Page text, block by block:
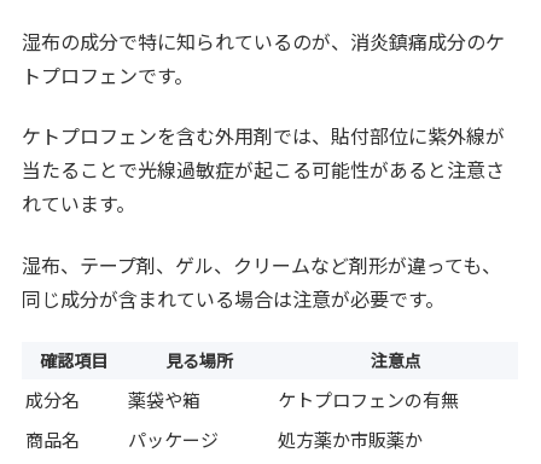
湿布の成分で特に知られているのが、消炎鎮痛成分のケ
トプロフェンです。
ケトプロフェンを含む外用剤では、貼付部位に紫外線が
当たることで光線過敏症が起こる可能性があると注意さ
れています。
湿布、テープ剤、ゲル、クリームなど剤形が違っても、
同じ成分が含まれている場合は注意が必要です。
確認項目 見る場所 注意点
成分名 薬袋や箱
ケトプロフェンの有無
商品名
パッケージ
処方薬か市販薬か